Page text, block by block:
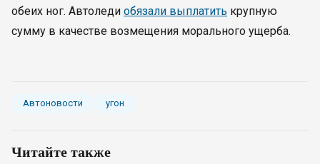
обеих ног. Автоледи обязали выплатить крупную
сумму в качестве возмещения морального ущерба.
Автоновости угон
Читайте также